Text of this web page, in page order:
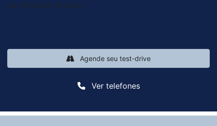
de colheita de 10 horas.
Ver telefones
Agende seu test-drive